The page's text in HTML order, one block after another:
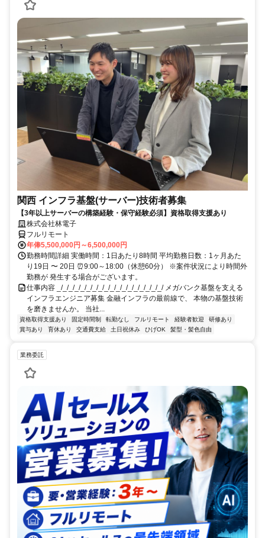
関西 インフラ基盤(サーバー)技術者募集
【3年以上サーバーの構築経験・保守経験必須】資格取得支援あり
株式会社林電子
フルリモート
年俸5,500,000円～6,500,000円
勤務時間詳細 実働時間：1日あたり8時間 平均勤務日数：1ヶ月あた
り19日 〜 20日 ⏰9:00～18:00（休憩60分） ※案件状況により時間外
勤務が 発生する場合がございます。
仕事内容 _/_/_/_/_/_/_/_/_/_/_/_/_/_/_/_/_/_/ メガバンク基盤を支える
インフラエンジニア募集 金融インフラの最前線で、 本物の基盤技術
を磨きませんか。 当社...
資格取得支援あり 固定時間制 転勤なし フルリモート 経験者歓迎
研修あり
賞与あり
育休あり 交通費支給 土日祝休み ひげOK 髪型・髪色自由
業務委託